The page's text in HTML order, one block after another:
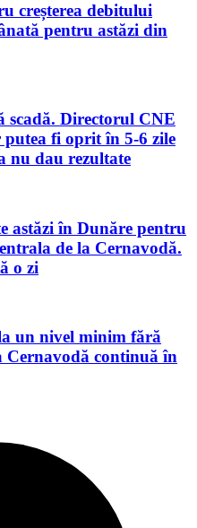
creșterea debitului
pentru astăzi din
scadă. Directorul CNE
fi oprit în 5-6 zile
nu dau rezultate
astăzi în Dunăre pentru
de la Cernavodă.
o zi
un nivel minim fără
Cernavodă continuă în